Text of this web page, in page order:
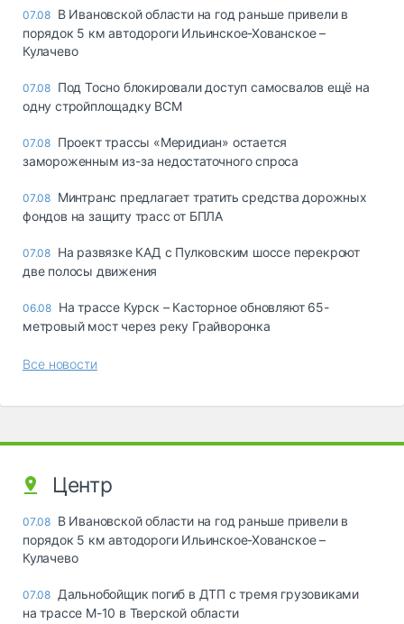
07.08 В Ивановской области на год раньше привели в
порядок 5 км автодороги Ильинское-Хованское –
Кулачево
07.08 Под Тосно блокировали доступ самосвалов ещё на
одну стройплощадку ВСМ
07.08 Проект трассы «Меридиан» остается
замороженным из-за недостаточного спроса
07.08 Минтранс предлагает тратить средства дорожных
фондов на защиту трасс от БПЛА
07.08 На развязке КАД с Пулковским шоссе перекроют
две полосы движения
06.08 На трассе Курск – Касторное обновляют 65-
метровый мост через реку Грайворонка
Все новости
Центр
07.08 В Ивановской области на год раньше привели в
порядок 5 км автодороги Ильинское-Хованское –
Кулачево
07.08 Дальнобойщик погиб в ДТП с тремя грузовиками
на трассе М-10 в Тверской области